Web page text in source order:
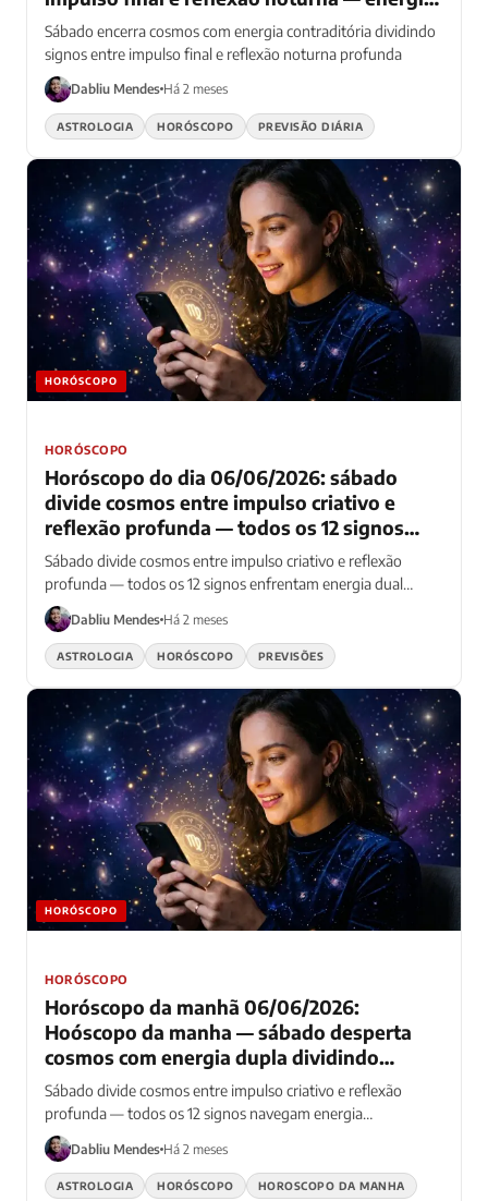
dupla fecha semana
Sábado encerra cosmos com energia contraditória dividindo
signos entre impulso final e reflexão noturna profunda
Dabliu Mendes Há 2 meses
ASTROLOGIA HORÓSCOPO PREVISÃO DIÁRIA
HORÓSCOPO
HORÓSCOPO
Horóscopo do dia 06/06/2026: sábado
divide cosmos entre impulso criativo e
reflexão profunda — todos os 12 signos
navegam energia dual contraditória
Sábado divide cosmos entre impulso criativo e reflexão
profunda — todos os 12 signos enfrentam energia dual
contraditória
Dabliu Mendes Há 2 meses
ASTROLOGIA HORÓSCOPO PREVISÕES
HORÓSCOPO
HORÓSCOPO
Horóscopo da manhã 06/06/2026:
Hoóscopo da manha — sábado desperta
cosmos com energia dupla dividindo
signos entre impulso criativo e reflexão
profunda
Sábado divide cosmos entre impulso criativo e reflexão
profunda — todos os 12 signos navegam energia
contraditória matinal
Dabliu Mendes Há 2 meses
ASTROLOGIA HORÓSCOPO HOROSCOPO DA MANHA